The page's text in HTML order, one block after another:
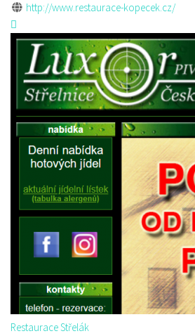
http://www.restaurace-kopecek.cz/
Restaurace Střelák